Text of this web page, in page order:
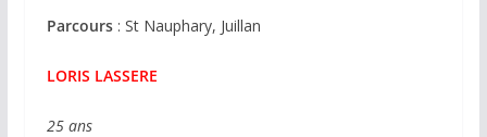
Parcours: St Nauphary, Juillan
LORIS LASSERE
25 ans